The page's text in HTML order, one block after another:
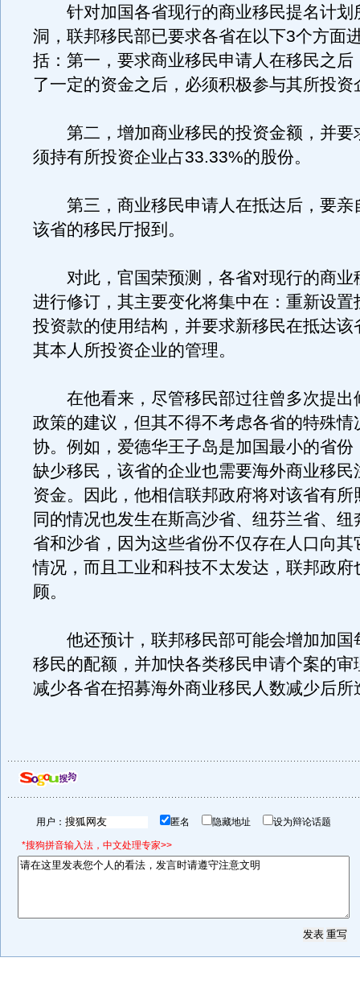
针对加国各省现行的商业移民提名计划
洞，联邦移民部已要求各省在以下3个方面
括：第一，要求商业移民申请人在移民之后
了一定的资金之后，必须积极参与其所投资
第二，增加商业移民的投资金额，并要
须持有所投资企业占33.33%的股份。
第三，商业移民申请人在抵达后，要亲
该省的移民厅报到。
对此，官国荣预测，各省对现行的商业
进行修订，其主要变化将集中在：重新设置
投资款的使用结构，并要求新移民在抵达该
其本人所投资企业的管理。
在他看来，尽管移民部过往曾多次提出
政策的建议，但其不得不考虑各省的特殊情
协。例如，爱德华王子岛是加国最小的省份
缺少移民，该省的企业也需要海外商业移民
资金。因此，他相信联邦政府将对该省有所
同的情况也发生在斯高沙省、纽芬兰省、纽
省和沙省，因为这些省份不仅存在人口向其
情况，而且工业和科技不太发达，联邦政府
顾。
他还预计，联邦移民部可能会增加加国
移民的配额，并加快各类移民申请个案的审
减少各省在招募海外商业移民人数减少后所
用户： 匿名 隐藏地址 设为辩论话题
*搜狗拼音输入法，中文处理专家>>